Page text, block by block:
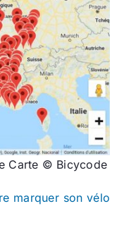
Carte © Bicycode
marquer son vélo